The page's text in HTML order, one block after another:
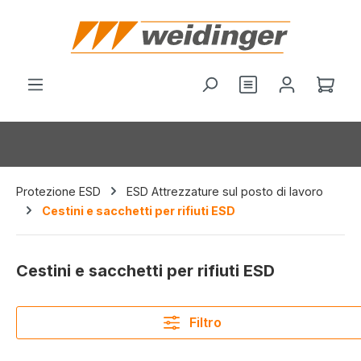
principale
Hai 0 articoliIl
Protezione ESD
ESD Attrezzature sul posto di lavoro
Cestini e sacchetti per rifiuti ESD
Cestini e sacchetti per rifiuti ESD
Filtro